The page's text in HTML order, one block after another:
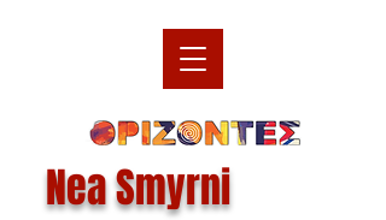
Nea Smyrni